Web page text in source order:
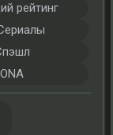
рейтинг
ONA